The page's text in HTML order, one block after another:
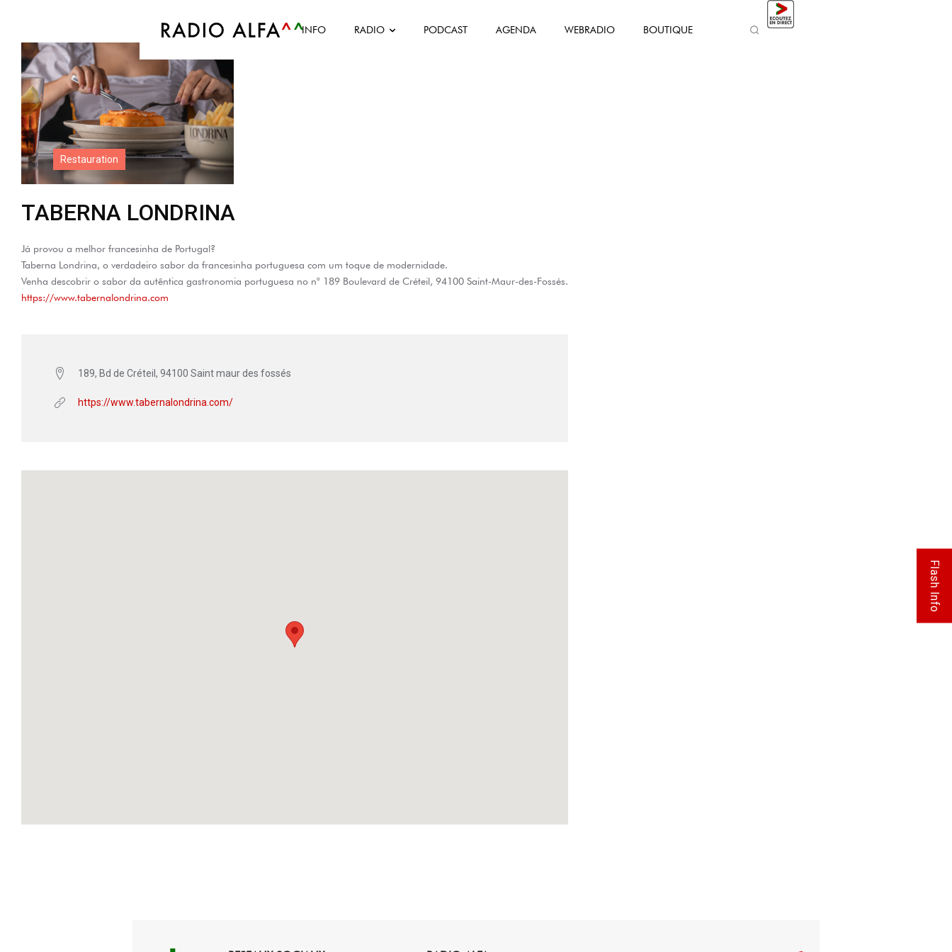
INFO RADIO PODCAST AGENDA WEBRADIO BOUTIQUE
Restauration
TABERNA LONDRINA
Já provou a melhor francesinha de Portugal?
Taberna Londrina, o verdadeiro sabor da francesinha portuguesa com um toque de modernidade.
Venha descobrir o sabor da autêntica gastronomia portuguesa no n° 189 Boulevard de Créteil, 94100 Saint-Maur-des-Fossés.
https://www.tabernalondrina.com
189, Bd de Créteil, 94100 Saint maur des fossés
https://www.tabernalondrina.com/
Flash Info